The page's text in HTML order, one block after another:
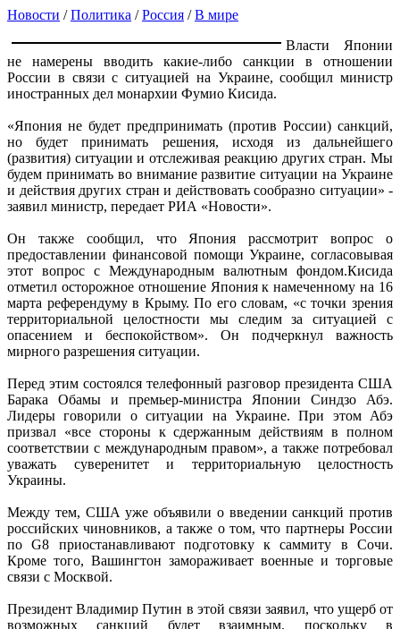
Новости /Политика /Россия /В мире
Власти Японии
не намерены вводить какие-либо санкции в отношении
России в связи с ситуацией на Украине, сообщил министр
иностранных дел монархии Фумио Кисида.
«Япония не будет предпринимать (против России) санкций,
но будет принимать решения, исходя из дальнейшего
(развития) ситуации и отслеживая реакцию других стран. Мы
будем принимать во внимание развитие ситуации на Украине
и действия других стран и действовать сообразно ситуации» -
заявил министр, передает РИА «Новости».
Он также сообщил, что Япония рассмотрит вопрос о
предоставлении финансовой помощи Украине, согласовывая
этот вопрос с Международным валютным фондом.Кисида
отметил осторожное отношение Япония к намеченному на 16
марта референдуму в Крыму. По его словам, «с точки зрения
территориальной целостности мы следим за ситуацией с
опасением и беспокойством». Он подчеркнул важность
мирного разрешения ситуации.
Перед этим состоялся телефонный разговор президента США
Барака Обамы и премьер-министра Японии Синдзо Абэ.
Лидеры говорили о ситуации на Украине. При этом Абэ
призвал «все стороны к сдержанным действиям в полном
соответствии с международным правом», а также потребовал
уважать суверенитет и территориальную целостность
Украины.
Между тем, США уже объявили о введении санкций против
российских чиновников, а также о том, что партнеры России
по G8 приостанавливают подготовку к саммиту в Сочи.
Кроме того, Вашингтон замораживает военные и торговые
связи с Москвой.
Президент Владимир Путин в этой связи заявил, что ущерб от
возможных санкций будет взаимным, поскольку в